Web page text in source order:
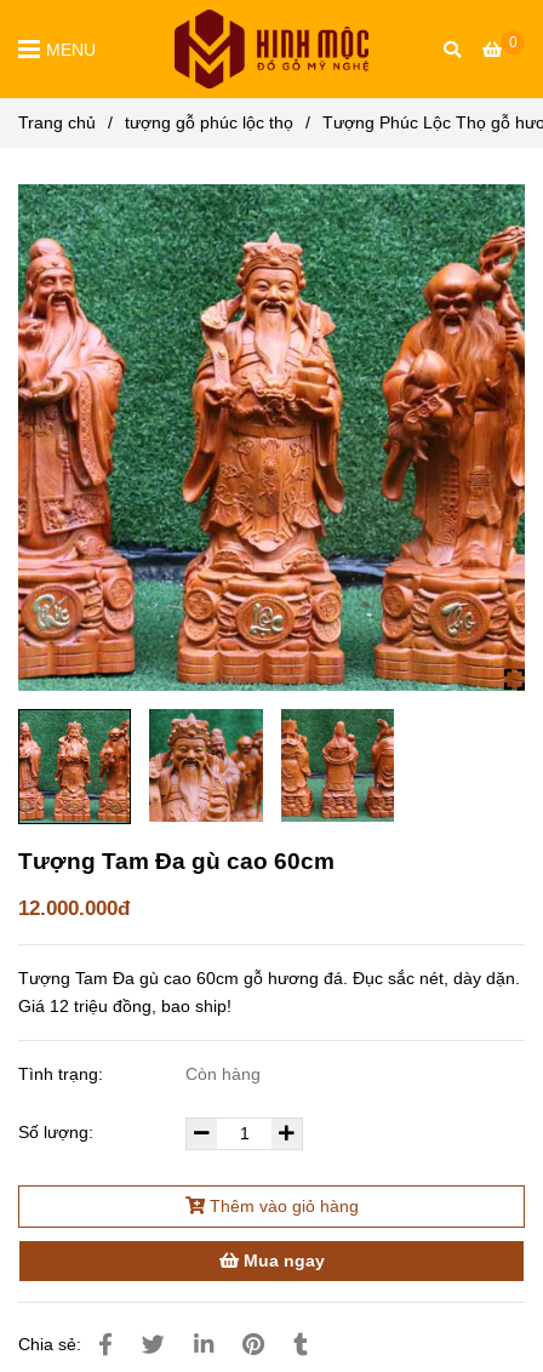
0
MENU
Trang chủ / tượng gỗ phúc lộc thọ / Tượng Phúc Lộc Thọ gỗ
Tượng Tam Đa gù cao 60cm
12.000.000đ
Tượng Tam Đa gù cao 60cm gỗ hương đá. Đục sắc nét, dày dặn.
Giá 12 triệu đồng, bao ship!
Tình trạng: Còn hàng
Số lượng:
Thêm vào giỏ hàng
Mua ngay
Chia sẻ: